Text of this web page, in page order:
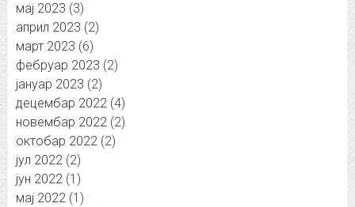
мај 2023 (3)
април 2023 (2)
март 2023 (6)
фебруар 2023 (2)
јануар 2023 (2)
децембар 2022 (4)
новембар 2022 (2)
октобар 2022 (2)
јул 2022 (2)
јун 2022 (1)
мај 2022 (1)